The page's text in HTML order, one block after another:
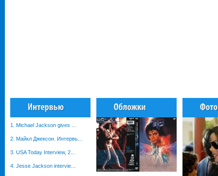
1. Michael Jackson gives ...
2. Майкл Джексон. Интервь...
3. USA Today Interview, 2...
4. Jesse Jackson intervie...